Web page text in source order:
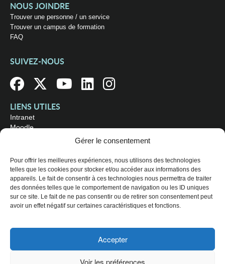
Gérer le consentement
Pour offrir les meilleures expériences, nous utilisons des technologies
telles que les cookies pour stocker et/ou accéder aux informations des
appareils. Le fait de consentir à ces technologies nous permettra de traiter
des données telles que le comportement de navigation ou les ID uniques
sur ce site. Le fait de ne pas consentir ou de retirer son consentement peut
avoir un effet négatif sur certaines caractéristiques et fonctions.
Accepter
Voir les préférences
NOUS JOINDRE
Trouver une personne / un service
Trouver un campus de formation
FAQ
SUIVEZ-NOUS
LIENS UTILES
Intranet
Moodle
OÙ NOUS TROUVER
Campus principal
3800, rue Sherbrooke Est
Montréal (Québec) H1X 2A2
Consultez lesheures d'ouverture
© 2026 Collège de Maisonneuve. Tous droits réservés.